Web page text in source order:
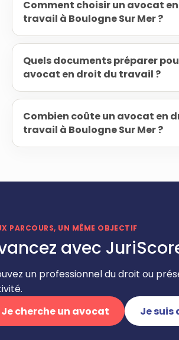
Comment choisir un avocat
travail à Boulogne Sur Mer ?
Quels documents préparer
avocat en droit du travail ?
Combien coûte un avocat en
travail à Boulogne Sur Mer ?
PARCOURS, UN MÊME OBJECTIF
avec
un professionnel du droit ou
Je cherche un avocat
Je suis